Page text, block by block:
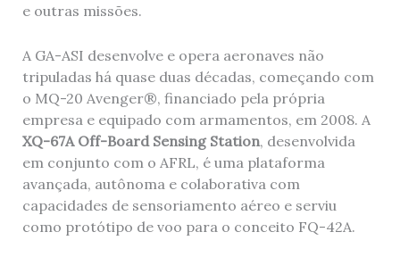
e outras missões.
A GA-ASI desenvolve e opera aeronaves não
tripuladas há quase duas décadas, começando com
o MQ-20 Avenger®, financiado pela própria
empresa e equipado com armamentos, em 2008. A
XQ-67A Off-Board Sensing Station, desenvolvida
em conjunto com o AFRL, é uma plataforma
avançada, autônoma e colaborativa com
capacidades de sensoriamento aéreo e serviu
como protótipo de voo para o conceito FQ-42A.